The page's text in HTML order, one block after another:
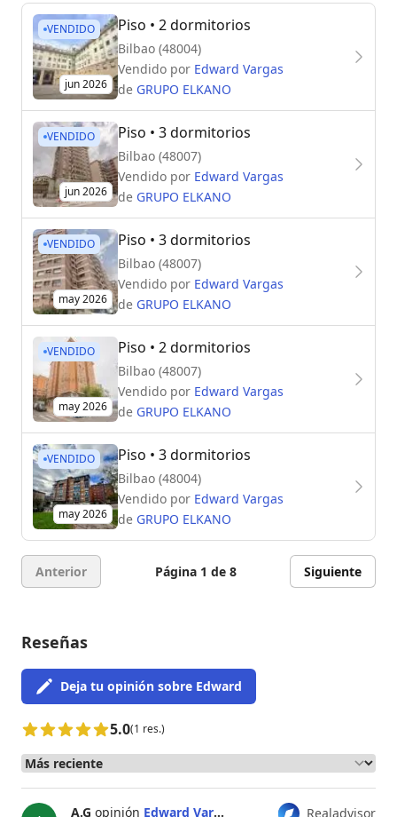
VENDIDO
jun 2026
Piso • 2 dormitorios
Bilbao (48004)
Vendido por Edward Vargas
de GRUPO ELKANO
VENDIDO
jun 2026
Piso • 3 dormitorios
Bilbao (48007)
Vendido por Edward Vargas
de GRUPO ELKANO
VENDIDO
may 2026
Piso • 3 dormitorios
Bilbao (48007)
Vendido por Edward Vargas
de GRUPO ELKANO
VENDIDO
may 2026
Piso • 2 dormitorios
Bilbao (48007)
Vendido por Edward Vargas
de GRUPO ELKANO
VENDIDO
may 2026
Piso • 3 dormitorios
Bilbao (48004)
Vendido por Edward Vargas
de GRUPO ELKANO
Anterior Página 1 de 8 Siguiente
Reseñas
Deja tu opinión sobre Edward
5.0(1 res.)
Realadvisor
A.G opinión Edward Vargas